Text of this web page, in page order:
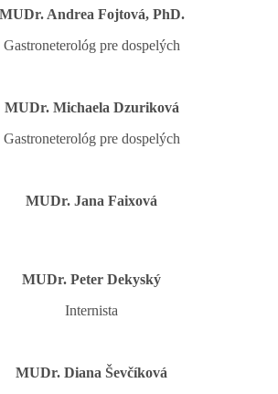
MUDr. Andrea Fojtová, PhD.
Gastroneterológ pre dospelých
MUDr. Michaela Dzuriková
Gastroneterológ pre dospelých
MUDr. Jana Faixová
MUDr. Peter Dekyský
Internista
MUDr. Diana Ševčíková